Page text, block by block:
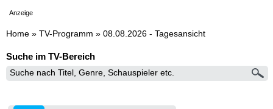
Anzeige
Home » TV-Programm » 08.08.2026 - Tagesansicht
Suche im TV-Bereich